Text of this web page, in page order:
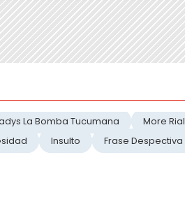
La Bomba Tucumana More Rial
Insulto Frase Despectiva